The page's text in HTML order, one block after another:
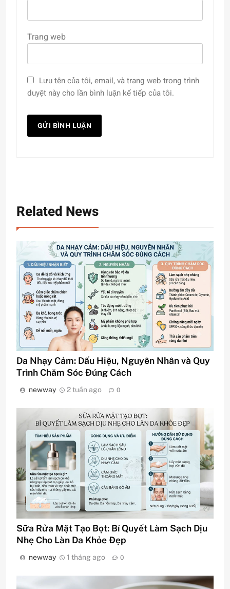
Trang web
Lưu tên của tôi, email, và trang web trong trình
duyệt này cho lần bình luận kế tiếp của tôi.
Related News
Da Nhạy Cảm: Dấu Hiệu, Nguyên Nhân và Quy
Trình Chăm Sóc Đúng Cách
newway 2 tuần ago 0
Sữa Rửa Mặt Tạo Bọt: Bí Quyết Làm Sạch Dịu
Nhẹ Cho Làn Da Khỏe Đẹp
newway 1 tháng ago 0